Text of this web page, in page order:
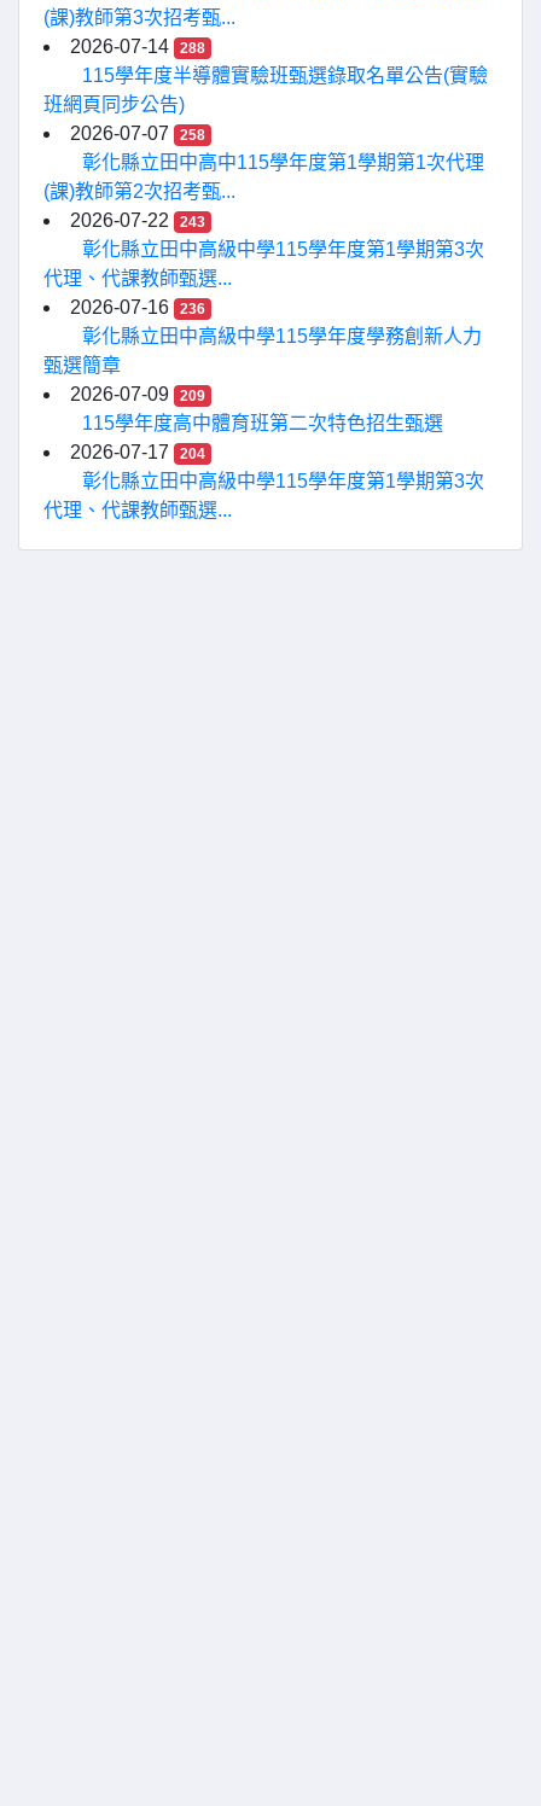
(課)教師第3次招考甄...
2026-07-14
288
115學年度半導體實驗班甄選錄取名單公告(實驗
班網頁同步公告)
2026-07-07
258
彰化縣立田中高中115學年度第1學期第1次代理
(課)教師第2次招考甄...
2026-07-22
243
彰化縣立田中高級中學115學年度第1學期第3次
代理、代課教師甄選...
2026-07-16
236
彰化縣立田中高級中學115學年度學務創新人力
甄選簡章
2026-07-09
209
115學年度高中體育班第二次特色招生甄選
2026-07-17
204
彰化縣立田中高級中學115學年度第1學期第3次
代理、代課教師甄選...